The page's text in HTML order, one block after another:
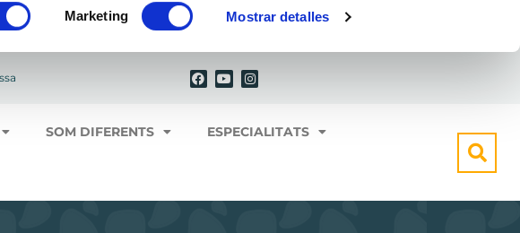
Marketing Mostrar detalles
a
c
o
u
b
e
n
s
g
r
SOM DIFERENTS ESPECIALITATS